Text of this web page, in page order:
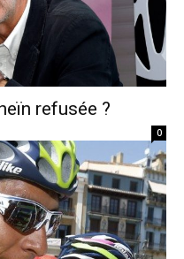
refusée ?
0